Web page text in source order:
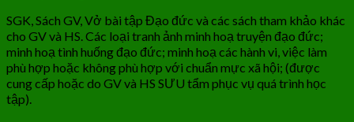
SGK, Sách GV, Vở bài tập Đạo đức và các sách tham khảo khác
cho GV và HS. Các loại tranh ảnh minh hoạ truyện đạo đức;
minh hoạ tình huống đạo đức; minh hoạ các hành vi, việc làm
phù hợp hoặc không phù hợp với chuẩn mực xã hội; (được
cung cấp hoặc do GV và HS SƯU tẩm phục vụ quá trình học
tập).